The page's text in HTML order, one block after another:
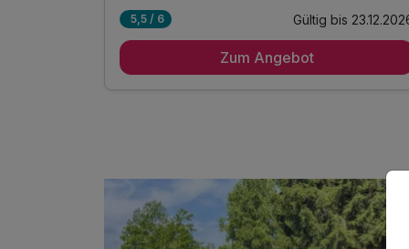
3 x reichhaltiges Frühstück vom Buffet
Tipps für einen herrlichen Aufenthalt am
5,5 / 6 Gültig bis
Zum Angebot